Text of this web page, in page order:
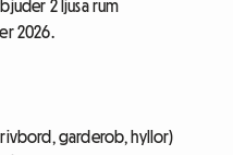
2 ljusa rum
2026.
garderob, hyllor)